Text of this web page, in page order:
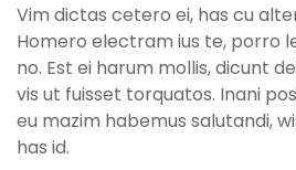
Vim dictas cetero ei, has cu
Homero electram ius te, porro
no. Est ei harum mollis, dicunt
vis ut fuisset torquatos. Inani
eu mazim habemus salutandi,
has id.